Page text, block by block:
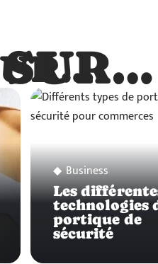
SUR…
Business
Les
technologies
portique de
sécurité